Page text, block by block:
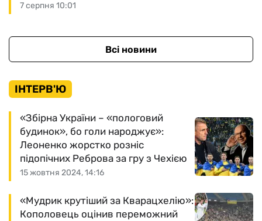
7 серпня 10:01
Всі новини
ІНТЕРВ'Ю
15 жовтня 2024, 14:16
«Збірна України – «пологовий
будинок», бо голи народжує»:
Леоненко жорстко розніс
підопічних Реброва за гру з Чехією
«Мудрик крутіший за Кварацхелію»:
Кополовець оцінив переможний